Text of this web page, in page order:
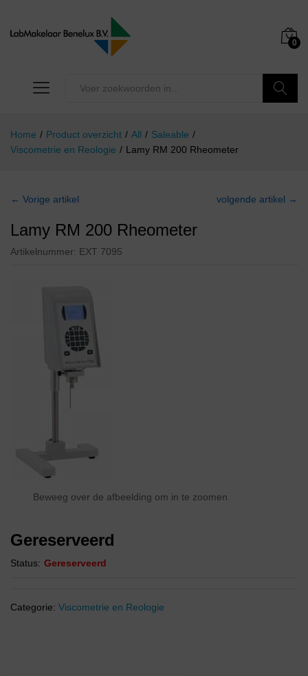
0
Home / Product overzicht / All / Saleable /
Viscometrie en Reologie / Lamy RM 200 Rheometer
← Vorige artikel volgende artikel →
Lamy RM 200 Rheometer
Artikelnummer: EXT 7095
Beweeg over de afbeelding om in te zoomen
Gereserveerd
Status: Gereserveerd
Categorie: Viscometrie en Reologie